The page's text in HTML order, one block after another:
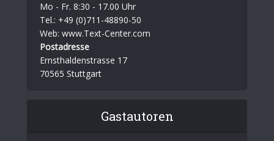
Mo - Fr. 8:30 - 17.00 Uhr
Tel.: +49 (0)711-48890-50
Web: www.Text-Center.com
Postadresse
Ernsthaldenstrasse 17
70565 Stuttgart
Gastautoren